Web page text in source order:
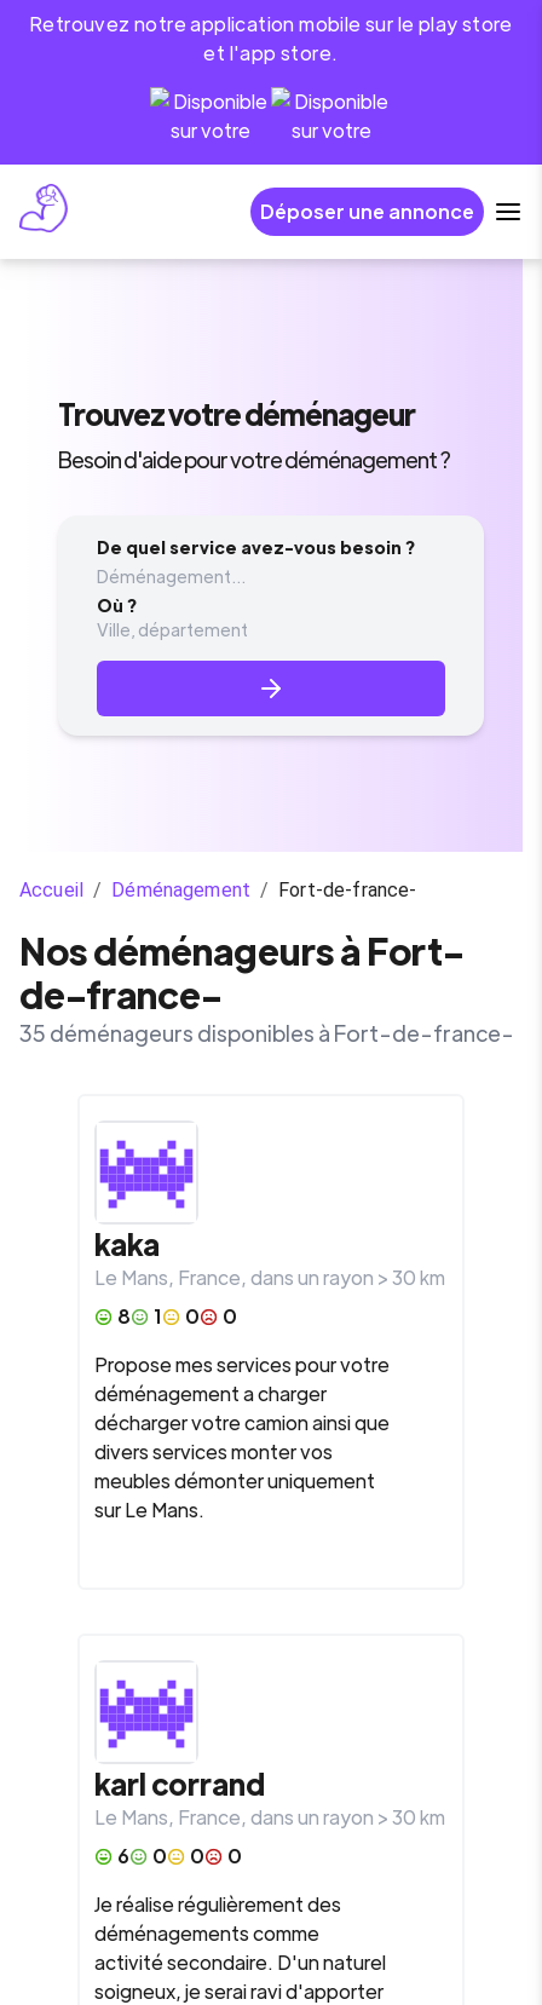
Retrouvez notre application mobile sur le play store
et l'app store.
Déposer une annonce
Trouvezvotre déménageur
Besoin d'aide pour votre déménagement ?
De quel service avez-vous besoin ?
Déménagement...
Où ?
Accueil / Déménagement / Fort-de-france-
Nos déménageurs à Fort-
de-france-
35 déménageurs disponibles à Fort-de-france-
kaka
Le Mans, France, dans un rayon >30km
8
1 0
0
Propose mes services pour votre
déménagement a charger
décharger votre camion ainsi que
divers services monter vos
meubles démonter uniquement
sur Le Mans.
karl corrand
Le Mans, France, dans un rayon >30km
6
0 0
0
Je réalise régulièrement des
déménagements comme
activité secondaire. D'un naturel
soigneux, je serai ravi d'apporter